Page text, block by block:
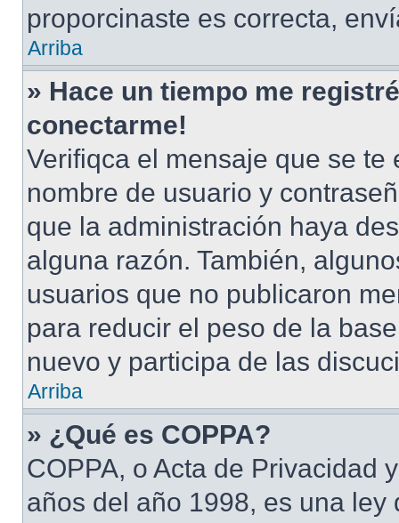
proporcinaste es correcta,
Arriba
» Hace un tiempo me
conectarme!
Verifiqca el mensaje que se
nombre de usuario y
que la administración haya
alguna razón. También,
usuarios que no publicaron
para reducir el peso de la
nuevo y participa de las
Arriba
» ¿Qué es COPPA?
COPPA, o Acta de Privacidad
años del año 1998, es una